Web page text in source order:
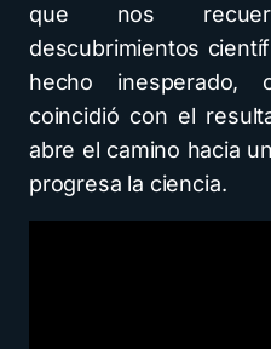
que nos
descubrimientos
hecho
coincidió con el
abre el camino hacia
progresa la ciencia.